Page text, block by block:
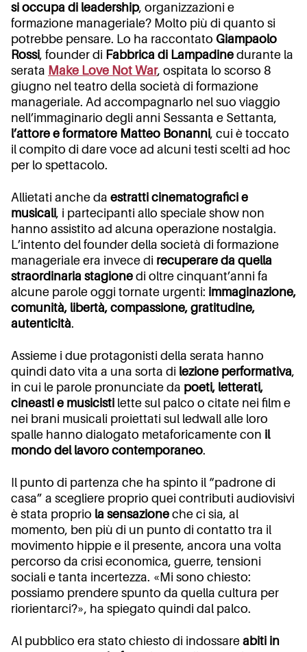
si occupa di leadership, organizzazioni e
formazione manageriale? Molto più di quanto si
potrebbe pensare. Lo ha raccontato Giampaolo
Rossi, founder di Fabbrica di Lampadine durante la
serata Make Love Not War, ospitata lo scorso 8
giugno nel teatro della società di formazione
manageriale. Ad accompagnarlo nel suo viaggio
nell’immaginario degli anni Sessanta e Settanta,
l’attore e formatore Matteo Bonanni, cui è toccato
il compito di dare voce ad alcuni testi scelti ad hoc
per lo spettacolo.
Allietati anche da estratti cinematografici e
musicali, i partecipanti allo speciale show non
hanno assistito ad alcuna operazione nostalgia.
L’intento del founder della società di formazione
manageriale era invece di recuperare da quella
straordinaria stagione di oltre cinquant’anni fa
alcune parole oggi tornate urgenti: immaginazione,
comunità, libertà, compassione, gratitudine,
autenticità.
Assieme i due protagonisti della serata hanno
quindi dato vita a una sorta di lezione performativa,
in cui le parole pronunciate da poeti, letterati,
cineasti e musicisti lette sul palco o citate nei film e
nei brani musicali proiettati sul ledwall alle loro
spalle hanno dialogato metaforicamente con il
mondo del lavoro contemporaneo.
Il punto di partenza che ha spinto il “padrone di
casa” a scegliere proprio quei contributi audiovisivi
è stata proprio la sensazione che ci sia, al
momento, ben più di un punto di contatto tra il
movimento hippie e il presente, ancora una volta
percorso da crisi economica, guerre, tensioni
sociali e tanta incertezza. «Mi sono chiesto:
possiamo prendere spunto da quella cultura per
riorientarci?», ha spiegato quindi dal palco.
Al pubblico era stato chiesto di indossare abiti in